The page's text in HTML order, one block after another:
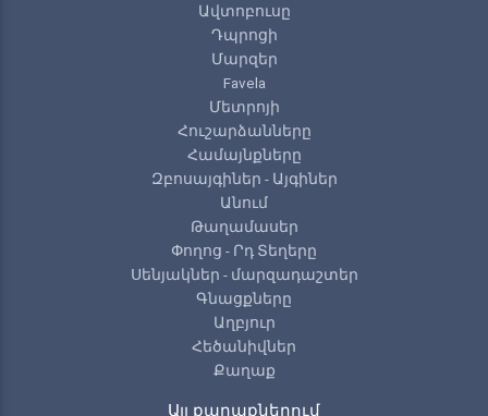
Ավտոբուսը
Դպրոցի
Մարզեր
Favela
Մետրոյի
Հուշարձանները
Համայնքները
Զբոսայգիներ - Այգիներ
Անում
Թաղամասեր
Փողոց - Րդ Տեղերը
Սենյակներ - մարզադաշտեր
Գնացքները
Աղբյուր
Հեծանիվներ
Քաղաք
Այլ քաղաքներում